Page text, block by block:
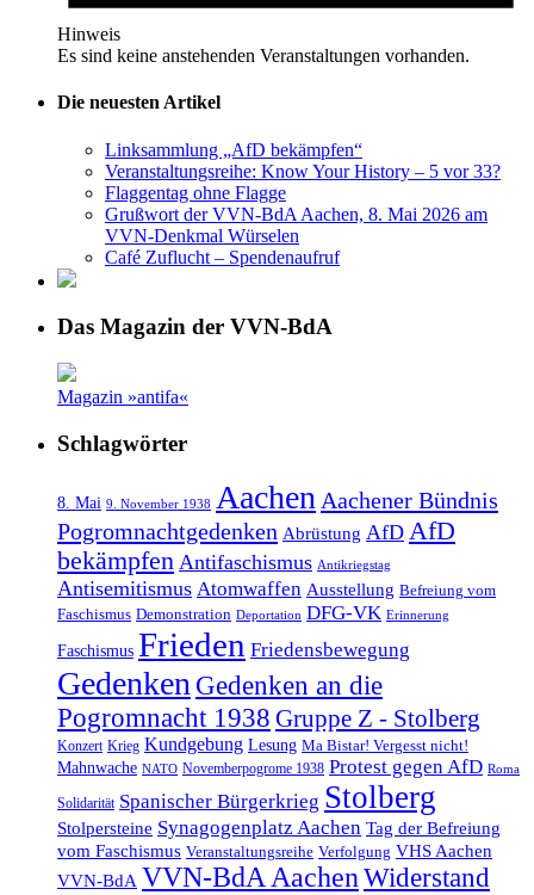
Hinweis
Es sind keine anstehenden Veranstaltungen vorhanden.
Die neuesten Artikel
Linksammlung „AfD bekämpfen“
Veranstaltungsreihe: Know Your History – 5 vor 33?
Flaggentag ohne Flagge
Grußwort der VVN-BdA Aachen, 8. Mai 2026 am
VVN-Denkmal Würselen
Café Zuflucht – Spendenaufruf
Das Magazin der VVN-BdA
Magazin »antifa«
Schlagwörter
8. Mai 9. November 1938 Aachen Aachener Bündnis
Pogromnachtgedenken Abrüstung AfD AfD
bekämpfen Antifaschismus Antikriegstag
Antisemitismus Atomwaffen Ausstellung Befreiung vom
Faschismus Demonstration Deportation DFG-VK Erinnerung
Faschismus Frieden Friedensbewegung
Gedenken Gedenken an die
Pogromnacht 1938 Gruppe Z - Stolberg
Konzert Krieg Kundgebung Lesung Ma Bistar! Vergesst nicht!
Mahnwache NATO Novemberpogrome 1938 Protest gegen AfD Roma
Solidarität Spanischer Bürgerkrieg Stolberg
Stolpersteine Synagogenplatz Aachen Tag der Befreiung
vom Faschismus Veranstaltungsreihe Verfolgung VHS Aachen
VVN-BdA VVN-BdA AachenWiderstand